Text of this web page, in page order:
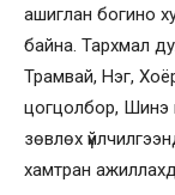
ашиглан богино
байна. Тархмал
Трамвай, Нэг,
цогцолбор, Шинэ
зөвлөх
хамтран